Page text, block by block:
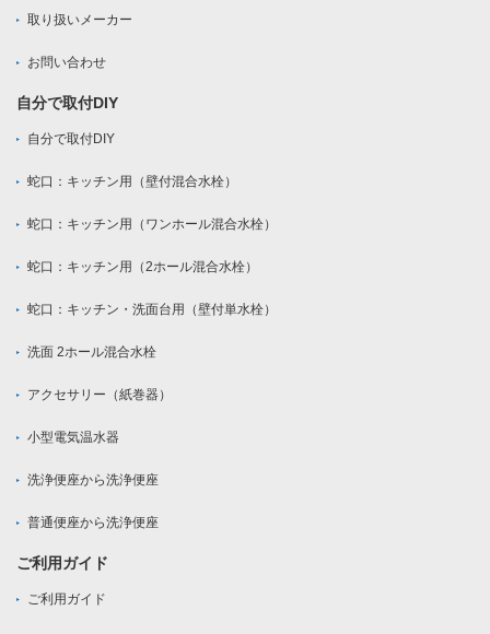
取り扱いメーカー
お問い合わせ
自分で取付DIY
自分で取付DIY
蛇口：キッチン用（壁付混合水栓）
蛇口：キッチン用（ワンホール混合水栓）
蛇口：キッチン用（2ホール混合水栓）
蛇口：キッチン・洗面台用（壁付単水栓）
洗面 2ホール混合水栓
アクセサリー（紙巻器）
小型電気温水器
洗浄便座から洗浄便座
普通便座から洗浄便座
ご利用ガイド
ご利用ガイド